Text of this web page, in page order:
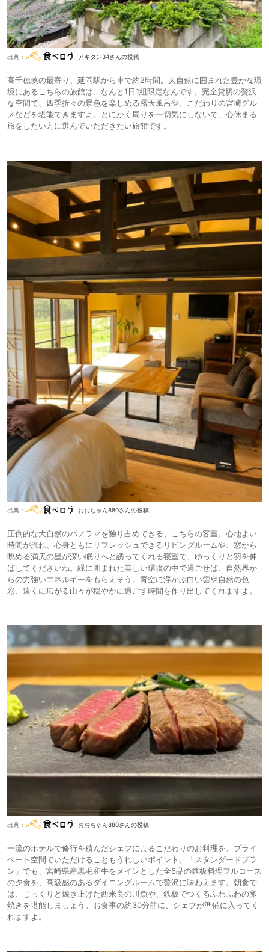
出典： アキタン34さんの投稿
高千穂峡の最寄り、延岡駅から車で約2時間。大自然に囲まれた豊かな環
境にあるこちらの旅館は、なんと1日1組限定なんです。完全貸切の贅沢
な空間で、四季折々の景色を楽しめる露天風呂や、こだわりの宮崎グル
メなどを堪能できますよ。とにかく周りを一切気にしないで、心休まる
旅をしたい方に選んでいただきたい旅館です。
出典： おおちゃん880さんの投稿
圧倒的な大自然のパノラマを独り占めできる、こちらの客室。心地よい
時間が流れ、心身ともにリフレッシュできるリビングルームや、窓から
眺める満天の星が深い眠りへと誘ってくれる寝室で、ゆっくりと羽を伸
ばしてくださいね。緑に囲まれた美しい環境の中で過ごせば、自然界か
らの力強いエネルギーをもらえそう。青空に浮かぶ白い雲や自然の色
彩、遠くに広がる山々が穏やかに過ごす時間を作り出してくれますよ。
出典： おおちゃん880さんの投稿
一流のホテルで修行を積んだシェフによるこだわりのお料理を、プライ
ベート空間でいただけることもうれしいポイント。「スタンダードプラ
ン」でも、宮崎県産黒毛和牛をメインとした全6品の鉄板料理フルコース
の夕食を、高級感のあるダイニングルームで贅沢に味わえます。朝食で
は、じっくりと焼き上げた西米良の川魚や、鉄板でつくるふわふわの卵
焼きを堪能しましょう。お食事の約30分前に、シェフが準備に入ってく
れますよ。